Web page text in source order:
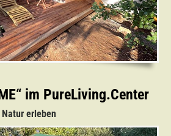
im PureLiving.Center
erleben